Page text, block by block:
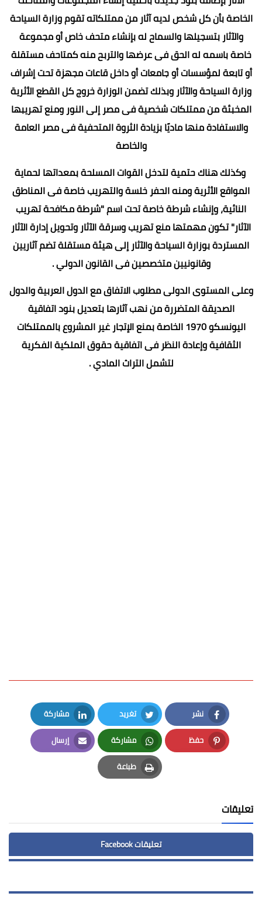
الخاصة بأن كل شخص لديه آثار من ممتلكاته تقوم وزارة السياحة
والآثار بتسجيلها والسماح له بإنشاء متحف خاص أو مجموعة
خاصة باسمه له الحق فى عرضها والتربح منه كمتاحف مستقلة
أو تابعة لمؤسسات أو جامعات أو داخل قاعات مجهزة تحت إشراف
وزارة السياحة والآثار وبذلك تضمن الوزارة خروج كل القطع الأثرية
المخبئة من ممتلكات شخصية فى مصر إلى النور ومنع تهريبها
والاستفادة منها ماديًا بزيادة الثروة المتحفية فى مصر العامة
والخاصة
وكذلك هناك حتمية لتدخل القوات المسلحة بمعداتها لحماية
المواقع الأثرية ومنه الحفر خلسة والتهريب خاصة فى المناطق
النائية، وإنشاء شرطة خاصة تحت اسم "شرطة مكافحة تهريب
الآثار" تكون مهمتها منع تهريب وسرقة الآثار وتحويل إدارة الآثار
المستردة بوزارة السياحة والآثار إلى هيئة مستقلة تضم آثاريين
وقانونيين متخصصين فى القانون الدولي .
وعلى المستوى الدولى مطلوب الاتفاق مع الدول العربية والدول
الصديقة المتضررة من نهب آثارها بتعديل بنود اتفاقية
اليونسكو 1970 الخاصة بمنع الإتجار غير المشروع بالممتلكات
الثقافية وإعادة النظر فى اتفاقية حقوق الملكية الفكرية
لتشمل التراث المادي .
نشر
Facebook
تغريد
Twitter
مشاركة
LinkedIn
حفظ
Pinterest
مشاركة
Whatsapp
إرسال
Email
طباعة
Print
تعليقات
تعليقات Facebook